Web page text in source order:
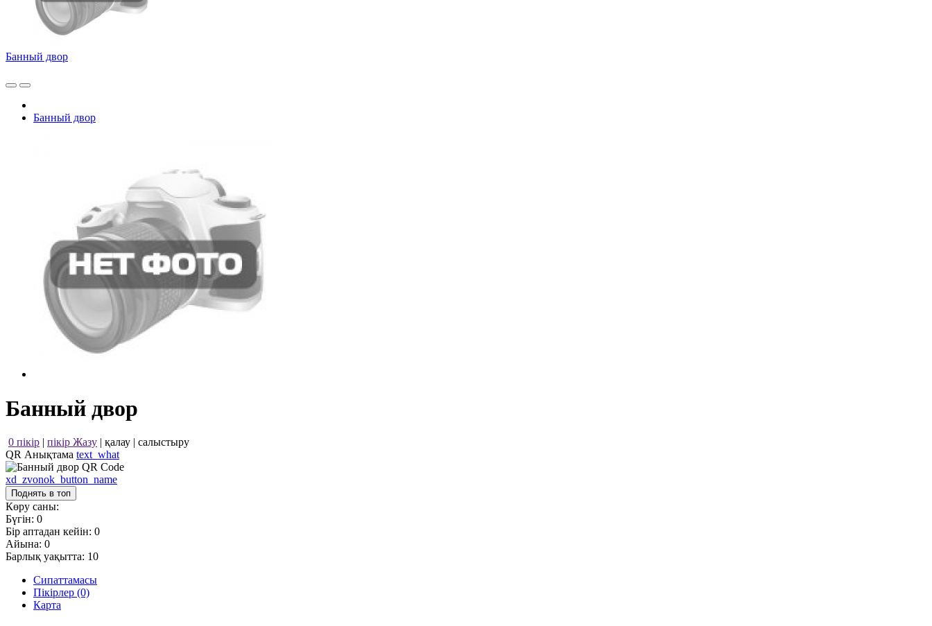
Банный двор
Банный двор
Банный двор
0 пікір | пікір Жазу | қалау | салыстыру
QR Анықтама text_what
xd_zvonok_button_name
Поднять в топ
Көру саны:
Бүгін: 0
Бір аптадан кейін: 0
Айына: 0
Барлық уақытта: 10
Сипаттамасы
Пікірлер (0)
Карта